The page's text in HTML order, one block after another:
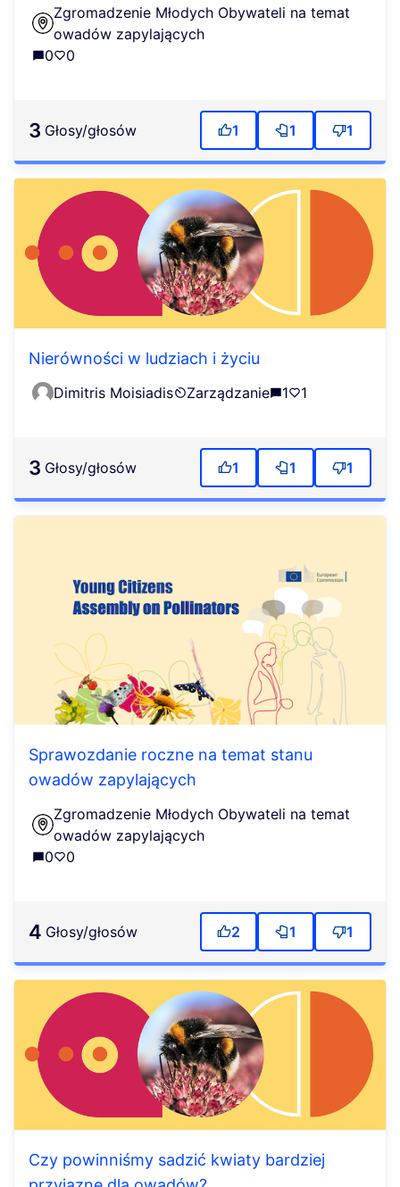
Zgromadzenie Młodych Obywateli na temat
owadów zapylających
0
0
3 głosy/głosów 1 1 1
Nierówności w ludziach i życiu
Dimitris Moisiadis Zarządzanie 1 1
3 głosy/głosów 1 1 1
Sprawozdanie roczne na temat stanu
owadów zapylających
Zgromadzenie Młodych Obywateli na temat
owadów zapylających
0
0
4 głosy/głosów 2 1 1
Czy powinniśmy sadzić kwiaty bardziej